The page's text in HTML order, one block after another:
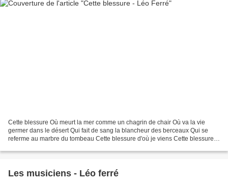
Cette blessure Où meurt la mer comme un chagrin de chair Où va la vie
germer dans le désert Qui fait de sang la blancheur des berceaux Qui se
referme au marbre du tombeau Cette blessure d'où je viens Cette blessure
Les musiciens - Léo ferré